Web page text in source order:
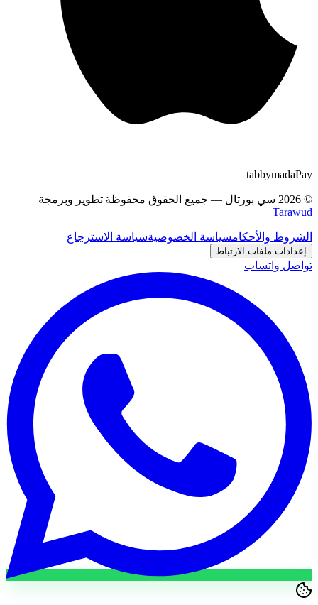
Pay
mada
tabby
©
2026 سي بورتال — جميع الحقوق محفوظة|تطوير وبرمجة
Tarawud
الشروط والأحكامسياسة الخصوصيةسياسة الاسترجاع
إعدادات ملفات الارتباط
تواصل واتساب